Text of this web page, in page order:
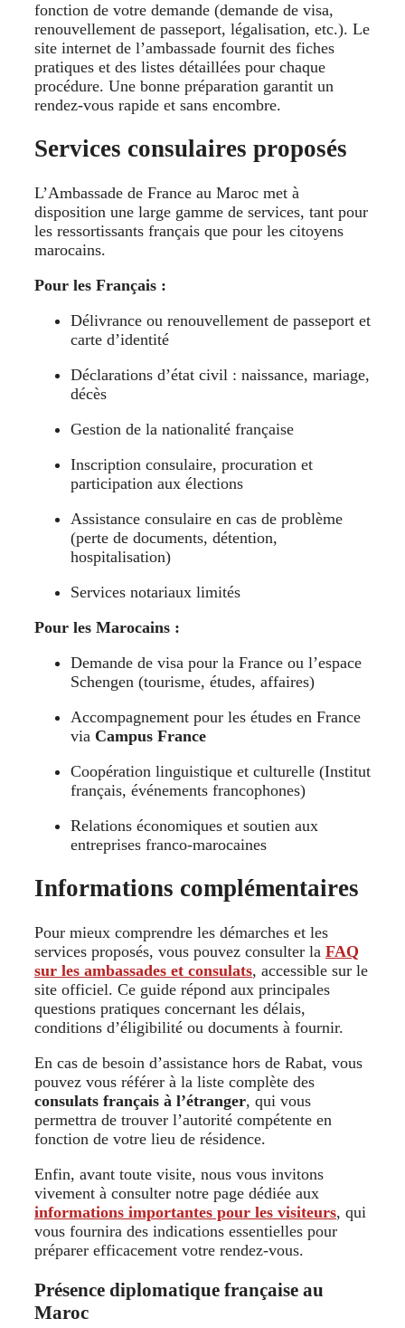
fonction de votre demande (demande de visa,
renouvellement de passeport, légalisation, etc.). Le
site internet de l’ambassade fournit des fiches
pratiques et des listes détaillées pour chaque
procédure. Une bonne préparation garantit un
rendez-vous rapide et sans encombre.
Services consulaires proposés
L’Ambassade de France au Maroc met à
disposition une large gamme de services, tant pour
les ressortissants français que pour les citoyens
marocains.
Pour les Français :
Délivrance ou renouvellement de passeport et
carte d’identité
Déclarations d’état civil : naissance, mariage,
décès
Gestion de la nationalité française
Inscription consulaire, procuration et
participation aux élections
Assistance consulaire en cas de problème
(perte de documents, détention,
hospitalisation)
Services notariaux limités
Pour les Marocains :
Demande de visa pour la France ou l’espace
Schengen (tourisme, études, affaires)
Accompagnement pour les études en France
via Campus France
Coopération linguistique et culturelle (Institut
français, événements francophones)
Relations économiques et soutien aux
entreprises franco-marocaines
Informations complémentaires
Pour mieux comprendre les démarches et les
services proposés, vous pouvez consulter la FAQ
sur les ambassades et consulats, accessible sur le
site officiel. Ce guide répond aux principales
questions pratiques concernant les délais,
conditions d’éligibilité ou documents à fournir.
En cas de besoin d’assistance hors de Rabat, vous
pouvez vous référer à la liste complète des
consulats français à l’étranger, qui vous
permettra de trouver l’autorité compétente en
fonction de votre lieu de résidence.
Enfin, avant toute visite, nous vous invitons
vivement à consulter notre page dédiée aux
informations importantes pour les visiteurs, qui
vous fournira des indications essentielles pour
préparer efficacement votre rendez-vous.
Présence diplomatique française au
Maroc